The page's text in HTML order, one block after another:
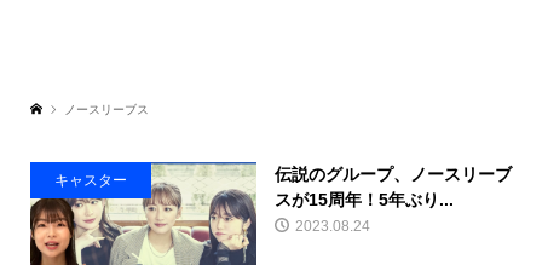
ノースリーブス
キャスター
伝説のグループ、ノースリーブ
スが15周年！5年ぶり...
2023.08.24